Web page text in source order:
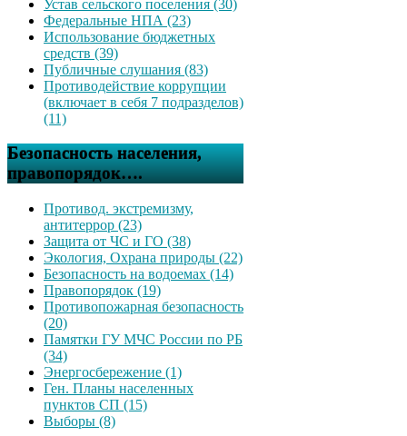
Устав сельского поселения (30)
Федеральные НПА (23)
Использование бюджетных
средств (39)
Публичные слушания (83)
Противодействие коррупции
(включает в себя 7 подразделов)
(11)
Безопасность населения,
правопорядок….
Противод. экстремизму,
антитеррор (23)
Защита от ЧС и ГО (38)
Экология, Охрана природы (22)
Безопасность на водоемах (14)
Правопорядок (19)
Противопожарная безопасность
(20)
Памятки ГУ МЧС России по РБ
(34)
Энергосбережение (1)
Ген. Планы населенных
пунктов СП (15)
Выборы (8)